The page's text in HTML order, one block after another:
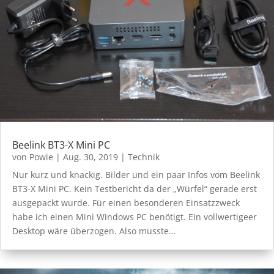
Beelink BT3-X Mini PC
von Powie | Aug. 30, 2019 | Technik
Nur kurz und knackig. Bilder und ein paar Infos vom Beelink
BT3-X Mini PC. Kein Testbericht da der „Würfel“ gerade erst
ausgepackt wurde. Für einen besonderen Einsatzzweck
habe ich einen Mini Windows PC benötigt. Ein vollwertigeer
Desktop wäre überzogen. Also musste…